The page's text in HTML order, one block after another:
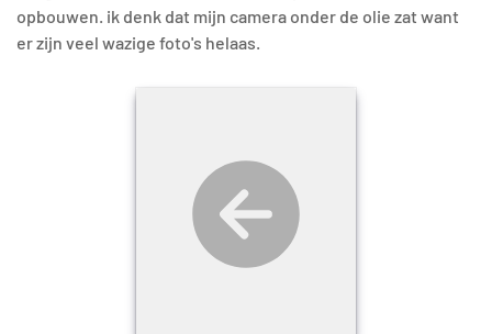
opbouwen. ik denk dat mijn camera onder de olie zat want
er zijn veel wazige foto's helaas.